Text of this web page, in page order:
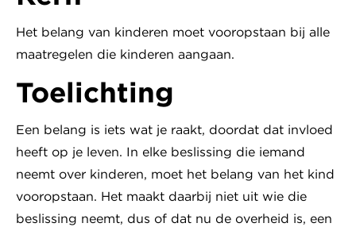
Het belang van kinderen moet vooropstaan bij alle
maatregelen die kinderen aangaan.
Toelichting
Een belang is iets wat je raakt, doordat dat invloed
heeft op je leven. In elke beslissing die iemand
neemt over kinderen, moet het belang van het kind
vooropstaan. Het maakt daarbij niet uit wie die
beslissing neemt, dus of dat nu de overheid is, een